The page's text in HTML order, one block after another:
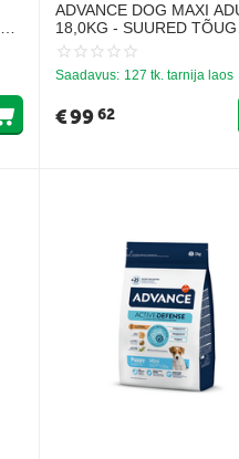
ADVANCE DOG MAXI
18,0KG - SUURED TÕUG
KODULOOMADELE
RIIS)
Saadavus: 127 tk. tarnija laos
€9962